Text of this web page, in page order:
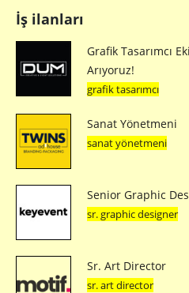
İş ilanları
Grafik Tasarımcı
Arıyoruz!
grafik tasarımcı
Sanat Yönetmeni
sanat yönetmeni
Senior Graphic
sr. graphic designer
Sr. Art Director
sr. art director